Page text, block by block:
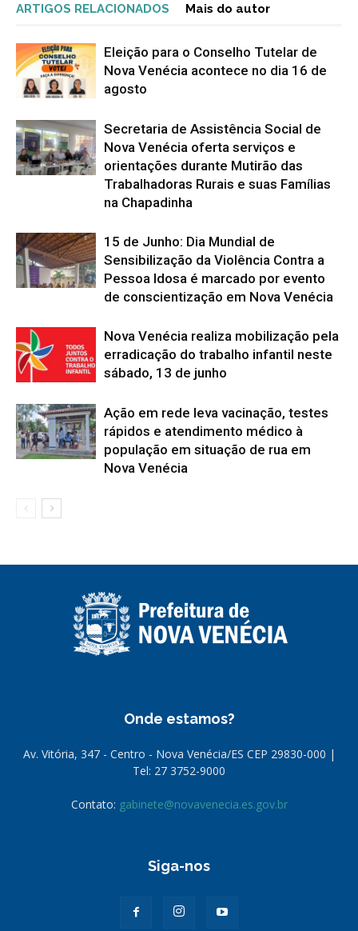
ARTIGOS RELACIONADOS Mais do autor
Eleição para o Conselho Tutelar de
Nova Venécia acontece no dia 16 de
agosto
Secretaria de Assistência Social de
Nova Venécia oferta serviços e
orientações durante Mutirão das
Trabalhadoras Rurais e suas Famílias
na Chapadinha
15 de Junho: Dia Mundial de
Sensibilização da Violência Contra a
Pessoa Idosa é marcado por evento
de conscientização em Nova Venécia
Nova Venécia realiza mobilização pela
erradicação do trabalho infantil neste
sábado, 13 de junho
Ação em rede leva vacinação, testes
rápidos e atendimento médico à
população em situação de rua em
Nova Venécia
Onde estamos?
Av. Vitória, 347 - Centro - Nova Venécia/ES CEP 29830-000 |
Tel: 27 3752-9000
Contato: gabinete@novavenecia.es.gov.br
Siga-nos